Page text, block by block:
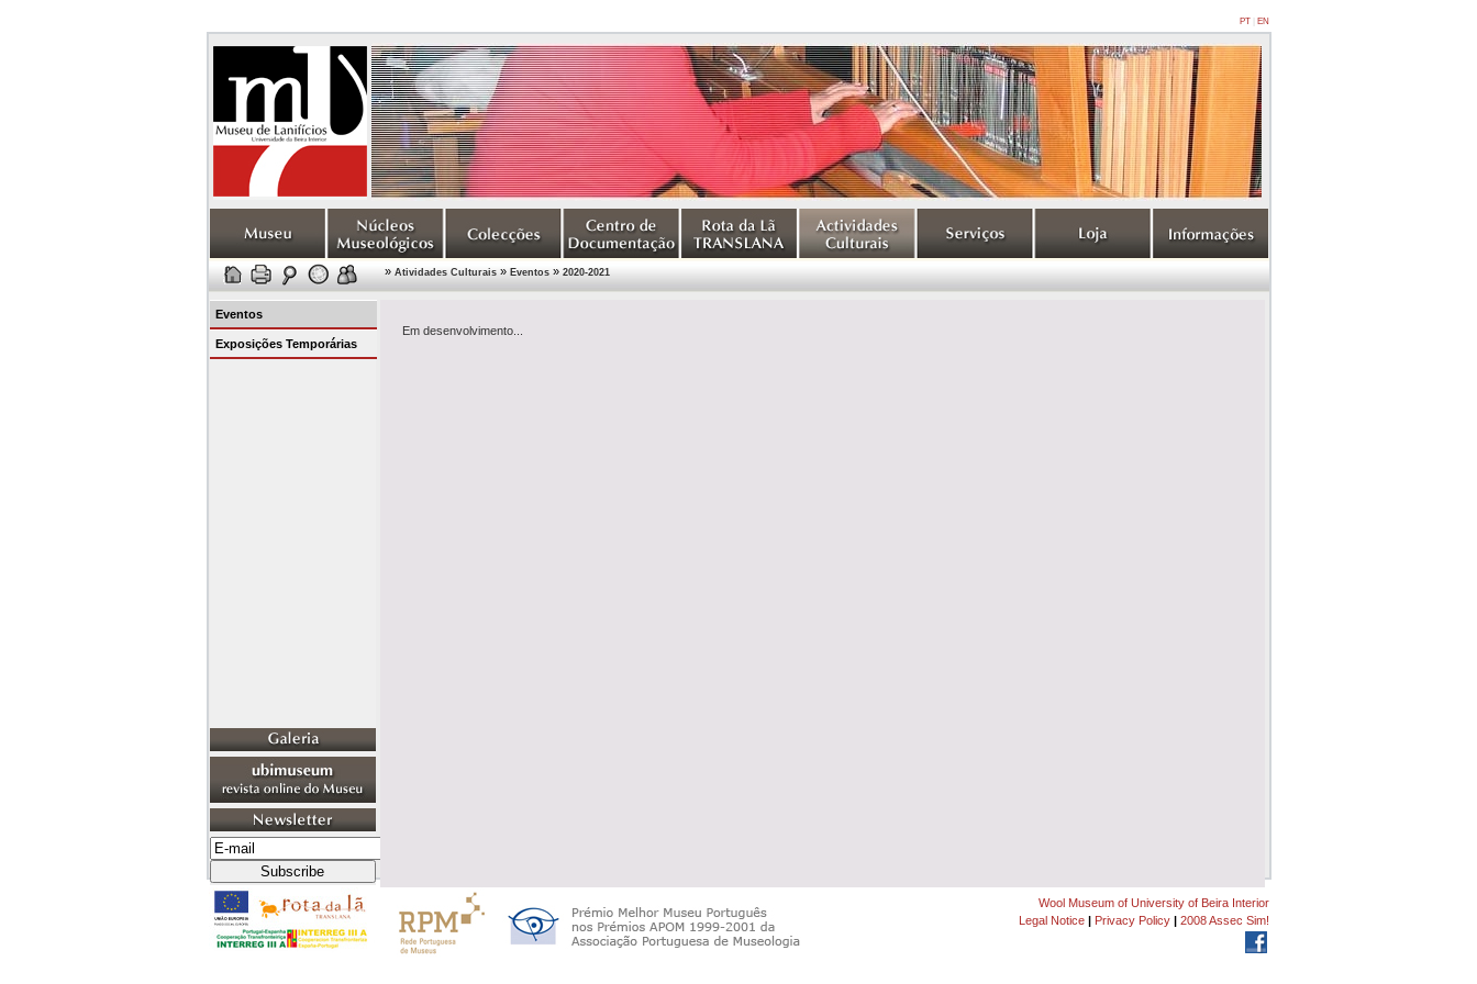
PT| EN
» Atividades Culturais» Eventos» 2020-2021
Eventos
Exposições Temporárias
Em desenvolvimento...
Wool Museum of University of Beira Interior
Legal Notice | Privacy Policy | 2008 Assec Sim!